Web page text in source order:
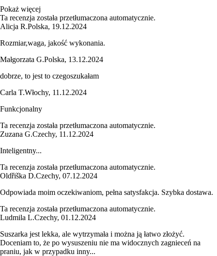
Pokaż więcej
Ta recenzja została przetłumaczona automatycznie.
Alicja R.Polska, 19.12.2024
Rozmiar,waga, jakość wykonania.
Małgorzata G.Polska, 13.12.2024
dobrze, to jest to czegoszukałam
Carla T.Włochy, 11.12.2024
Funkcjonalny
Ta recenzja została przetłumaczona automatycznie.
Zuzana G.Czechy, 11.12.2024
Inteligentny...
Ta recenzja została przetłumaczona automatycznie.
Oldřiška D.Czechy, 07.12.2024
Odpowiada moim oczekiwaniom, pełna satysfakcja. Szybka dostawa.
Ta recenzja została przetłumaczona automatycznie.
Ludmila L.Czechy, 01.12.2024
Suszarka jest lekka, ale wytrzymała i można ją łatwo złożyć.
Doceniam to, że po wysuszeniu nie ma widocznych zagnieceń na
praniu, jak w przypadku inny...